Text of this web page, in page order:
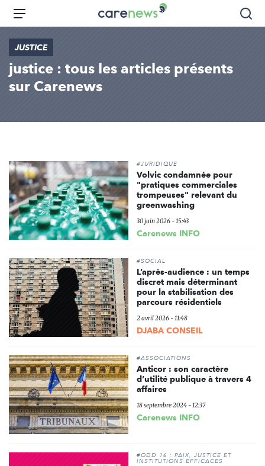
Aller
principal
Carenews,
Le
acteurs
l'engagement
Menu
JUSTICE
justice : tous les articles présents
sur Carenews
#JURIDIQUE
Volvic condamnée pour
"pratiques commerciales
trompeuses" relevant du
greenwashing
30 juin 2026 - 15:43
Carenews INFO
#SOCIAL
L’après-audience : un temps
discret mais déterminant
pour la stabilisation des
parcours résidentiels
2 avril 2026 - 11:48
DJABA CONSEIL
#ASSOCIATIONS
Anticor : son caractère
d’utilité publique à travers 4
affaires
18 septembre 2024 - 12:37
Carenews INFO
#ODD 16 : PAIX, JUSTICE ET
INSTITUTIONS EFFICACES